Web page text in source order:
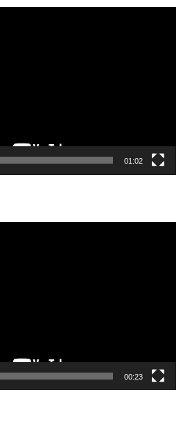
01:02
00:23